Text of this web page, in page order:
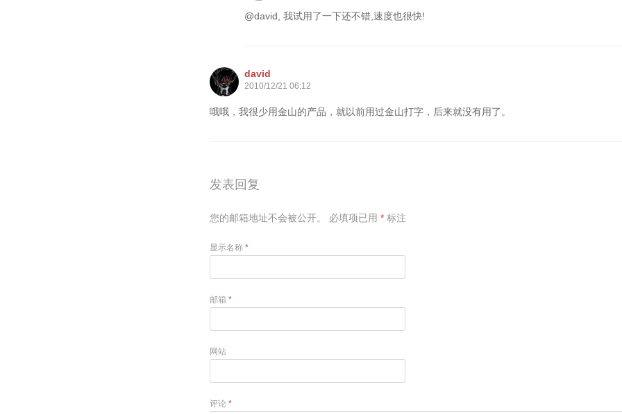
@david, 我试用了一下还不错,速度也很快!
david
2010/12/21 06:12
哦哦，我很少用金山的产品，就以前用过金山打字，后来就没有用了。
发表回复
您的邮箱地址不会被公开。 必填项已用 * 标注
显示名称 *
邮箱 *
网站
评论 *